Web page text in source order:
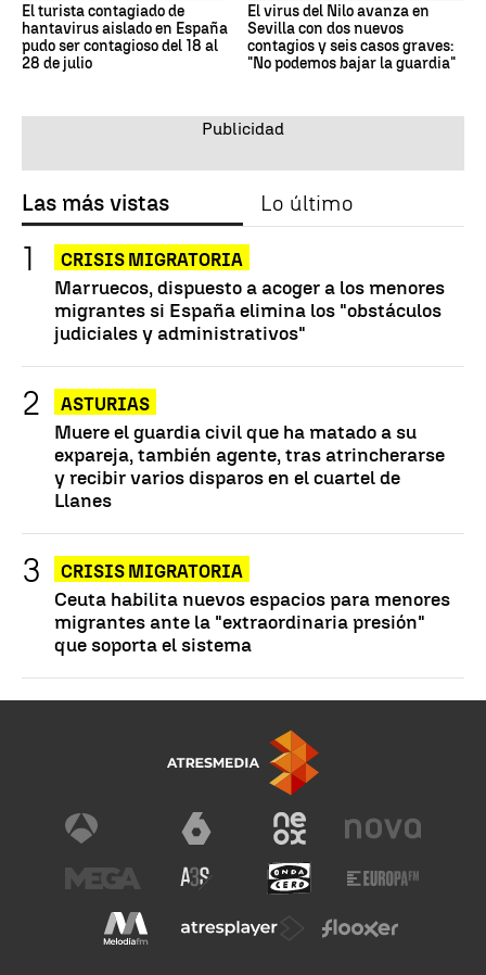
El turista contagiado de
hantavirus aislado en España
pudo ser contagioso del 18 al
28 de julio
El virus del Nilo avanza en
Sevilla con dos nuevos
contagios y seis casos graves:
"No podemos bajar la guardia"
Las más vistas Lo último
CRISIS MIGRATORIA
Marruecos, dispuesto a acoger a los menores
migrantes si España elimina los "obstáculos
judiciales y administrativos"
ASTURIAS
Muere el guardia civil que ha matado a su
expareja, también agente, tras atrincherarse
y recibir varios disparos en el cuartel de
Llanes
CRISIS MIGRATORIA
Ceuta habilita nuevos espacios para menores
migrantes ante la "extraordinaria presión"
que soporta el sistema